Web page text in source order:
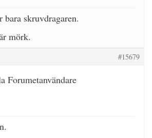
skruvdragaren.
mörk.
#15679
Forumetanvändare